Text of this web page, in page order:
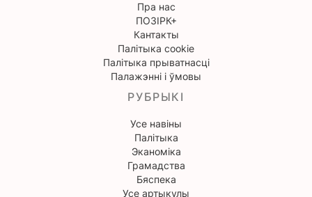
Пра нас
ПОЗІРК+
Кантакты
Палітыка cookie
Палітыка прыватнасці
Палажэнні і ўмовы
РУБРЫКІ
Усе навіны
Палітыка
Эканоміка
Грамадства
Бяспека
Усе артыкулы